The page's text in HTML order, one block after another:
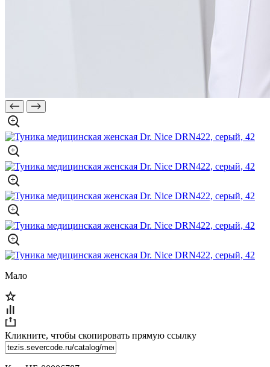
Мало
Кликните, чтобы скопировать прямую ссылку